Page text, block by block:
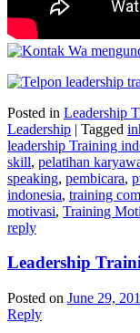
Posted in Leadership
Leadership | Tagged
leadership Training
skill, pelatihan
speaking, pembicara,
indonesia, training
motivasi, Training
reply
Leadership
Posted on June 29,
Reply